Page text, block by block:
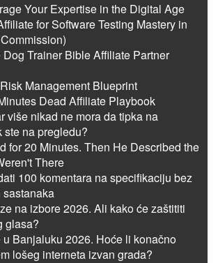
Your Expertise in the Digital Age
for Software Testing Mastery in
Trainer Bible Affiliate Partner
Management Blueprint
Dead Affiliate Playbook
više nikad ne mora da tipka na
ste na pregledu?
for 20 Minutes. Then He Described the
There
100 komentara na specifikaciju bez
na izbore 2026. Ali kako će zaštititi
glasa?
Banjaluku 2026. Hoće li konačno
lošeg interneta izvan grada?